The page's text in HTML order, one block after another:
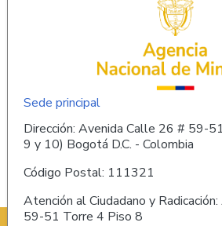
Sede principal
Dirección: Avenida Calle 26 # 59-
9 y 10) Bogotá D.C. - Colombia
Código Postal: 111321
Atención al Ciudadano y
59-51 Torre 4 Piso 8